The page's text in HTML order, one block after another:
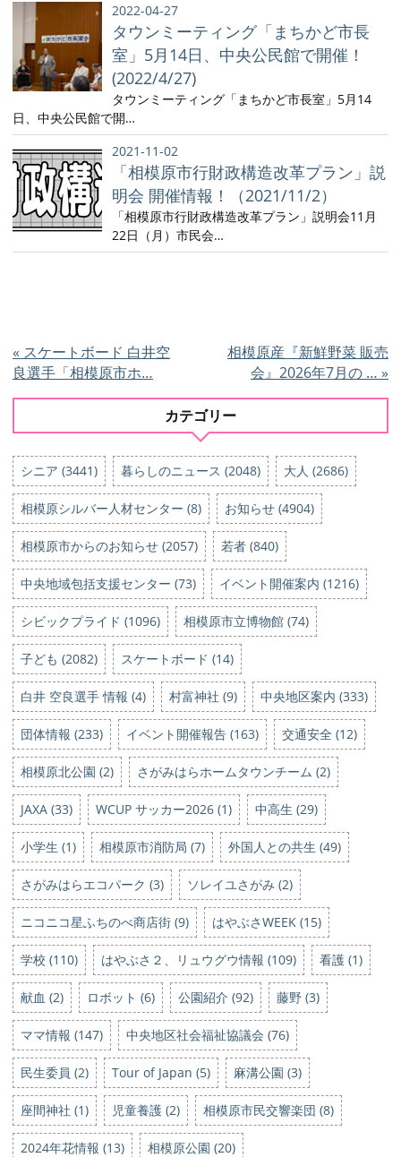
2022-04-27
タウンミーティング「まちかど市長
室」5月14日、中央公民館で開催！
(2022/4/27)
タウンミーティング「まちかど市長室」5月14
日、中央公民館で開…
2021-11-02
「相模原市行財政構造改革プラン」説
明会 開催情報！（2021/11/2）
「相模原市行財政構造改革プラン」説明会11月
22日（月）市民会…
« スケートボード 白井空
良選手「相模原市ホ…
相模原産『新鮮野菜 販売
会』2026年7月の … »
カテゴリー
シニア (3441) 暮らしのニュース (2048) 大人 (2686)
相模原シルバー人材センター (8) お知らせ (4904)
相模原市からのお知らせ (2057) 若者 (840)
中央地域包括支援センター (73) イベント開催案内 (1216)
シビックプライド (1096) 相模原市立博物館 (74)
子ども (2082) スケートボード (14)
白井 空良選手 情報 (4) 村富神社 (9) 中央地区案内 (333)
団体情報 (233) イベント開催報告 (163) 交通安全 (12)
相模原北公園 (2) さがみはらホームタウンチーム (2)
JAXA (33) WCUP サッカー2026 (1) 中高生 (29)
小学生 (1) 相模原市消防局 (7) 外国人との共生 (49)
さがみはらエコパーク (3) ソレイユさがみ (2)
ニコニコ星ふちのべ商店街 (9) はやぶさWEEK (15)
学校 (110) はやぶさ２、リュウグウ情報 (109) 看護 (1)
献血 (2) ロボット (6) 公園紹介 (92) 藤野 (3)
ママ情報 (147) 中央地区社会福祉協議会 (76)
民生委員 (2) Tour of Japan (5) 麻溝公園 (3)
座間神社 (1) 児童養護 (2) 相模原市民交響楽団 (8)
2024年花情報 (13) 相模原公園 (20)